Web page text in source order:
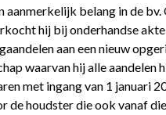
aanmerkelijk belang in de bv.
hij bij onderhandse
aan een nieuw
waarvan hij alle aandelen
met ingang van 1 januari
de houdster die ook vanaf